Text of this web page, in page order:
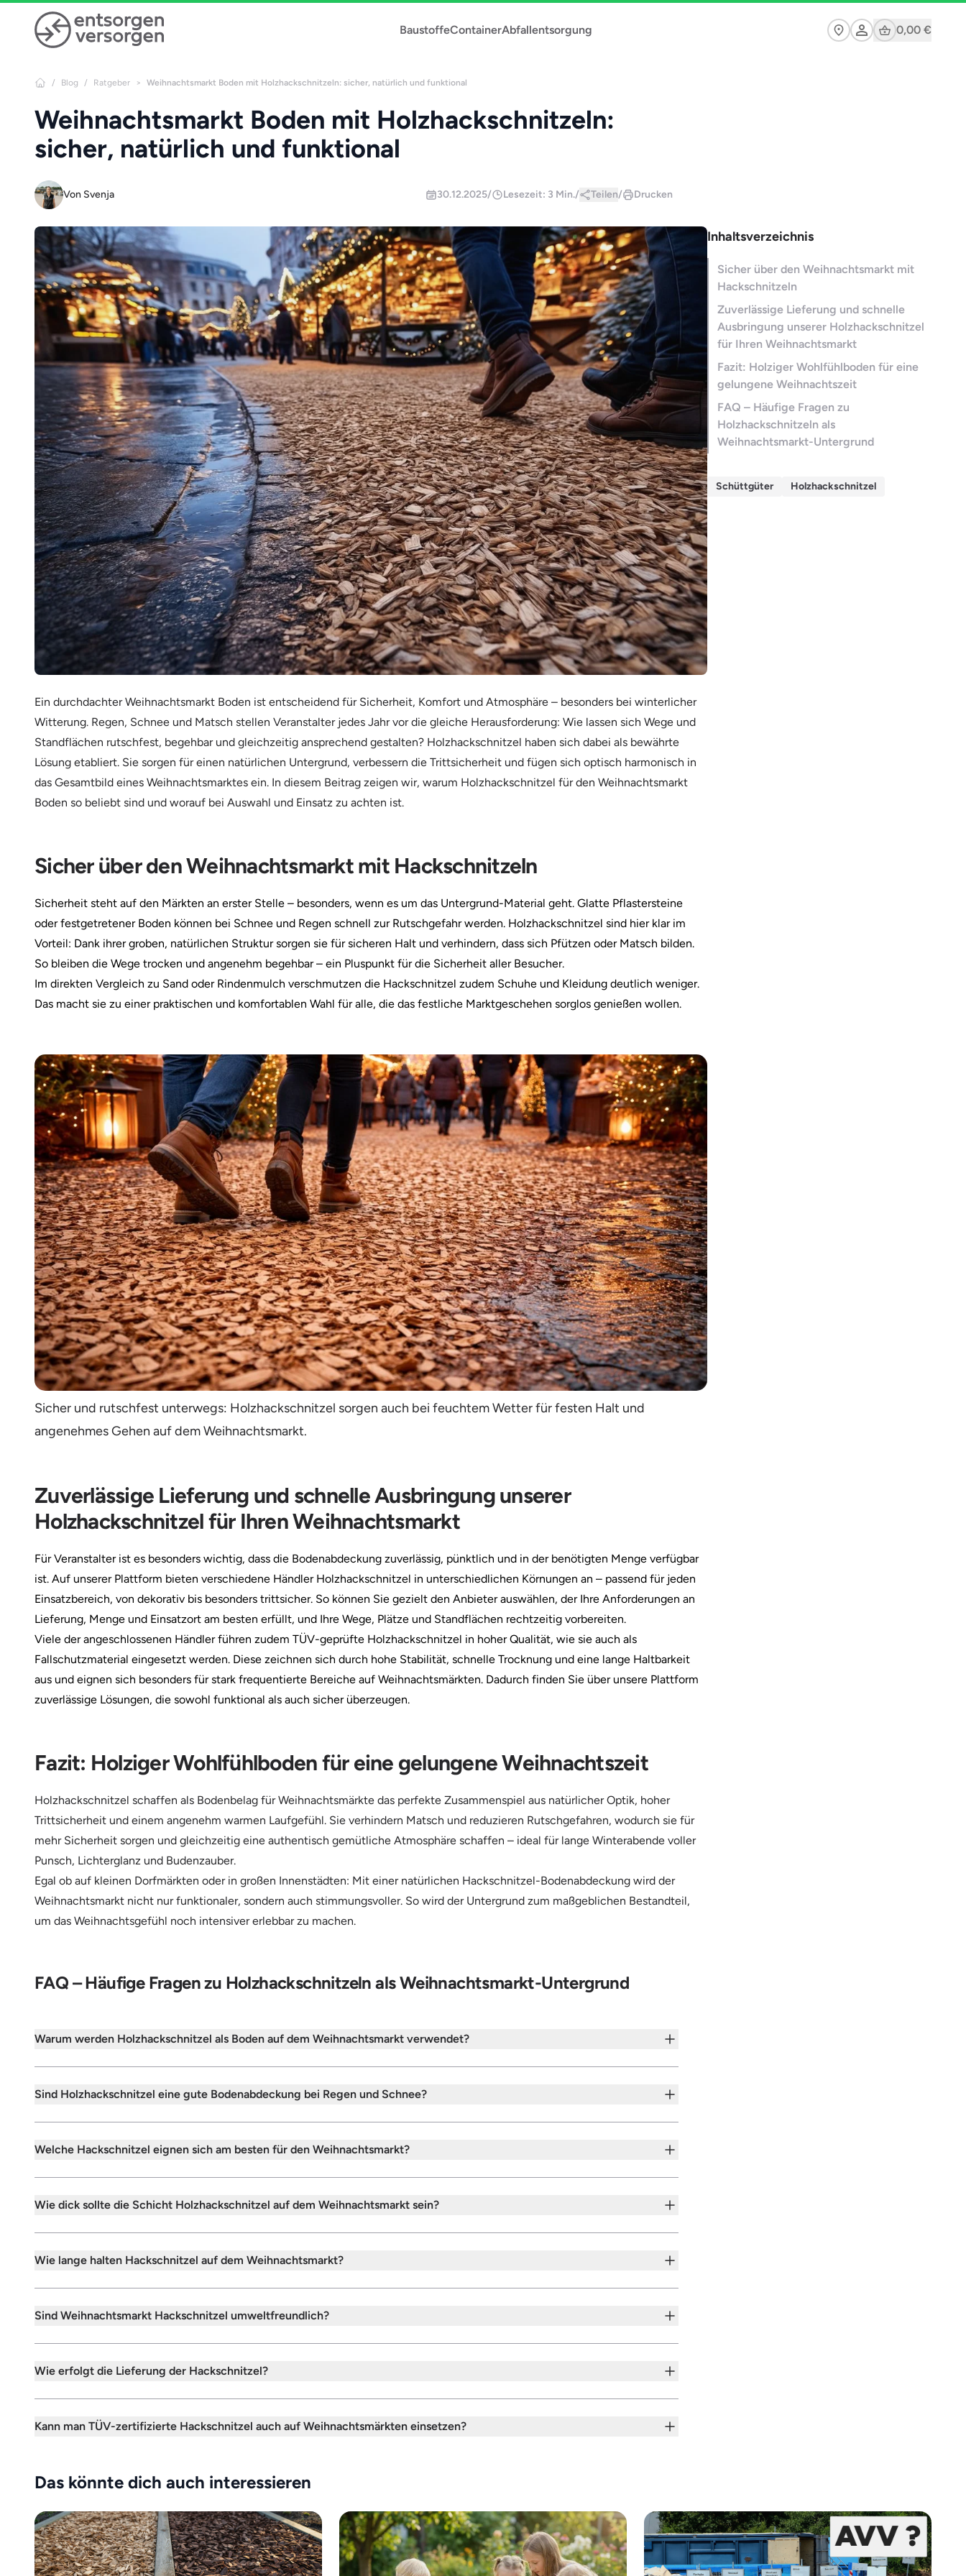
Zum Hauptinhalt springen
BaustoffeContainerAbfallentsorgung Cart0,00 €
/ Blog / Ratgeber > Weihnachtsmarkt Boden mit Holzhackschnitzeln: sicher, natürlich und funktional
Weihnachtsmarkt Boden mit Holzhackschnitzeln:
sicher, natürlich und funktional
Von Svenja 30.12.2025/ Lesezeit: 3 Min./ Teilen/ Drucken
Ein durchdachter Weihnachtsmarkt Boden ist entscheidend für Sicherheit, Komfort und Atmosphäre – besonders bei winterlicher
Witterung. Regen, Schnee und Matsch stellen Veranstalter jedes Jahr vor die gleiche Herausforderung: Wie lassen sich Wege und
Standflächen rutschfest, begehbar und gleichzeitig ansprechend gestalten? Holzhackschnitzel haben sich dabei als bewährte
Lösung etabliert. Sie sorgen für einen natürlichen Untergrund, verbessern die Trittsicherheit und fügen sich optisch harmonisch in
das Gesamtbild eines Weihnachtsmarktes ein. In diesem Beitrag zeigen wir, warum Holzhackschnitzel für den Weihnachtsmarkt
Boden so beliebt sind und worauf bei Auswahl und Einsatz zu achten ist.
Sicher über den Weihnachtsmarkt mit Hackschnitzeln
Sicherheit steht auf den Märkten an erster Stelle – besonders, wenn es um das Untergrund-Material geht. Glatte Pflastersteine
oder festgetretener Boden können bei Schnee und Regen schnell zur Rutschgefahr werden. Holzhackschnitzel sind hier klar im
Vorteil: Dank ihrer groben, natürlichen Struktur sorgen sie für sicheren Halt und verhindern, dass sich Pfützen oder Matsch bilden.
So bleiben die Wege trocken und angenehm begehbar – ein Pluspunkt für die Sicherheit aller Besucher.​
Im direkten Vergleich zu Sand oder Rindenmulch verschmutzen die Hackschnitzel zudem Schuhe und Kleidung deutlich weniger.
Das macht sie zu einer praktischen und komfortablen Wahl für alle, die das festliche Marktgeschehen sorglos genießen wollen.​
Sicher und rutschfest unterwegs: Holzhackschnitzel sorgen auch bei feuchtem Wetter für festen Halt und
angenehmes Gehen auf dem Weihnachtsmarkt.
Zuverlässige Lieferung und schnelle Ausbringung unserer
Holzhackschnitzel für Ihren Weihnachtsmarkt
Für Veranstalter ist es besonders wichtig, dass die Bodenabdeckung zuverlässig, pünktlich und in der benötigten Menge verfügbar
ist. Auf unserer Plattform bieten verschiedene Händler Holzhackschnitzel in unterschiedlichen Körnungen an – passend für jeden
Einsatzbereich, von dekorativ bis besonders trittsicher. So können Sie gezielt den Anbieter auswählen, der Ihre Anforderungen an
Lieferung, Menge und Einsatzort am besten erfüllt, und Ihre Wege, Plätze und Standflächen rechtzeitig vorbereiten.
Viele der angeschlossenen Händler führen zudem TÜV-geprüfte Holzhackschnitzel in hoher Qualität, wie sie auch als
Fallschutzmaterial eingesetzt werden. Diese zeichnen sich durch hohe Stabilität, schnelle Trocknung und eine lange Haltbarkeit
aus und eignen sich besonders für stark frequentierte Bereiche auf Weihnachtsmärkten. Dadurch finden Sie über unsere Plattform
zuverlässige Lösungen, die sowohl funktional als auch sicher überzeugen.
Fazit: Holziger Wohlfühlboden für eine gelungene Weihnachtszeit
Holzhackschnitzel schaffen als Bodenbelag für Weihnachtsmärkte das perfekte Zusammenspiel aus natürlicher Optik, hoher
Trittsicherheit und einem angenehm warmen Laufgefühl. Sie verhindern Matsch und reduzieren Rutschgefahren, wodurch sie für
mehr Sicherheit sorgen und gleichzeitig eine authentisch gemütliche Atmosphäre schaffen – ideal für lange Winterabende voller
Punsch, Lichterglanz und Budenzauber.
Egal ob auf kleinen Dorfmärkten oder in großen Innenstädten: Mit einer natürlichen Hackschnitzel-Bodenabdeckung wird der
Weihnachtsmarkt nicht nur funktionaler, sondern auch stimmungsvoller. So wird der Untergrund zum maßgeblichen Bestandteil,
um das Weihnachtsgefühl noch intensiver erlebbar zu machen.​
FAQ – Häufige Fragen zu Holzhackschnitzeln als Weihnachtsmarkt-Untergrund
Warum werden Holzhackschnitzel als Boden auf dem Weihnachtsmarkt verwendet?
Sind Holzhackschnitzel eine gute Bodenabdeckung bei Regen und Schnee?
Welche Hackschnitzel eignen sich am besten für den Weihnachtsmarkt?
Wie dick sollte die Schicht Holzhackschnitzel auf dem Weihnachtsmarkt sein?
Wie lange halten Hackschnitzel auf dem Weihnachtsmarkt?
Sind Weihnachtsmarkt Hackschnitzel umweltfreundlich?
Wie erfolgt die Lieferung der Hackschnitzel?
Kann man TÜV-zertifizierte Hackschnitzel auch auf Weihnachtsmärkten einsetzen?
Inhaltsverzeichnis
Sicher über den Weihnachtsmarkt mit
Hackschnitzeln
Zuverlässige Lieferung und schnelle
Ausbringung unserer Holzhackschnitzel
für Ihren Weihnachtsmarkt
Fazit: Holziger Wohlfühlboden für eine
gelungene Weihnachtszeit
FAQ – Häufige Fragen zu
Holzhackschnitzeln als
Weihnachtsmarkt-Untergrund
Schüttgüter Holzhackschnitzel
Das könnte dich auch interessieren